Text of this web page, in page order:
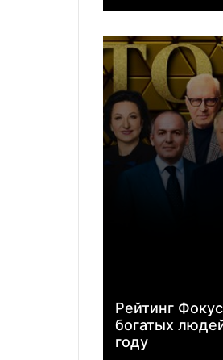
Рейтинг
богатых
году